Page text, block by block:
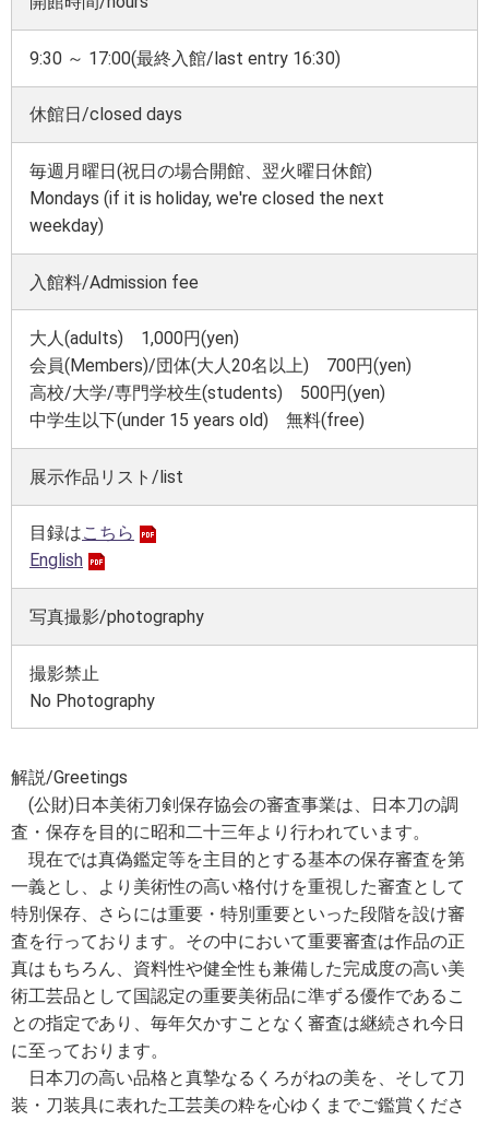
9:30 ～ 17:00(最終入館/last entry 16:30)
休館日/closed days
毎週月曜日(祝日の場合開館、翌火曜日休館)
Mondays (if it is holiday, we're closed the next
weekday)
入館料/Admission fee
大人(adults) 1,000円(yen)
会員(Members)/団体(大人20名以上)
700円(yen)
高校/大学/専門学校生(students) 500円(yen)
中学生以下(under 15 years old) 無料(free)
展示作品リスト/list
目録はこちら
English
写真撮影/photography
撮影禁止
No Photography
解説/Greetings
(公財)日本美術刀剣保存協会の審査事業は、日本刀の調
査・保存を目的に昭和二十三年より行われています。
現在では真偽鑑定等を主目的とする基本の保存審査を第
一義とし、より美術性の高い格付けを重視した審査として
特別保存、さらには重要・特別重要といった段階を設け審
査を行っております。その中において重要審査は作品の正
真はもちろん、資料性や健全性も兼備した完成度の高い美
術工芸品として国認定の重要美術品に準ずる優作であるこ
との指定であり、毎年欠かすことなく審査は継続され今日
に至っております。
日本刀の高い品格と真摯なるくろがねの美を、そして刀
装・刀装具に表れた工芸美の粋を心ゆくまでご鑑賞くださ